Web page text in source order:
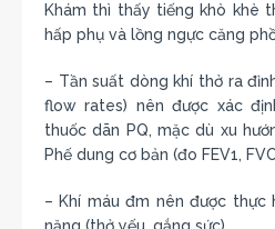
Khám thì thấy tiếng khò khè
hấp phụ và lồng ngực căng
– Tần suất dòng khí thở ra
flow rates) nên được xác
thuốc dãn PQ, mặc dù xu
Phế dung cơ bản (đo FEV1,
– Khí máu đm nên được thực